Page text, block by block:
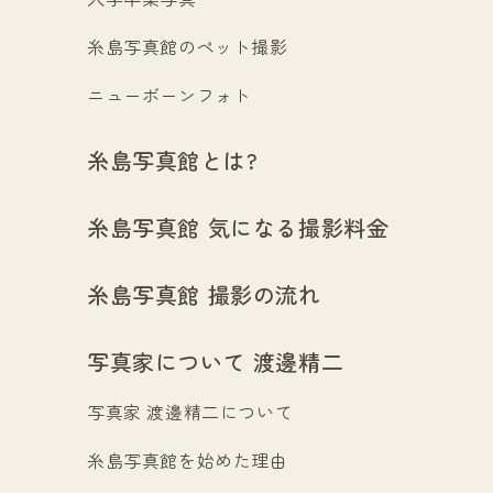
糸島写真館のペット撮影
ニューボーンフォト
糸島写真館とは?
糸島写真館 気になる撮影料金
糸島写真館 撮影の流れ
写真家について 渡邊精二
写真家 渡邊精二について
糸島写真館を始めた理由